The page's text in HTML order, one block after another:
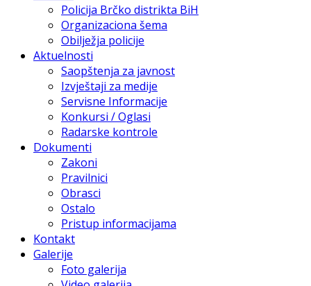
Policija Brčko distrikta BiH
Organizaciona šema
Obilježja policije
Aktuelnosti
Saopštenja za javnost
Izvještaji za medije
Servisne Informacije
Konkursi / Oglasi
Radarske kontrole
Dokumenti
Zakoni
Pravilnici
Obrasci
Ostalo
Pristup informacijama
Kontakt
Galerije
Foto galerija